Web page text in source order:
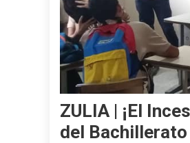
ZULIA | ¡El
del